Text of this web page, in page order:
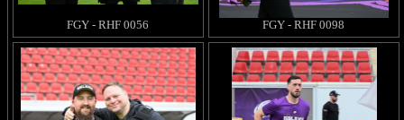
FGY - RHF 0056 FGY - RHF 0098